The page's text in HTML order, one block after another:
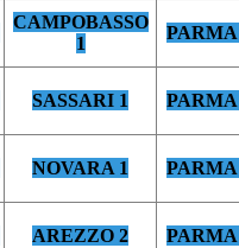
CAMPOBASSO
1
PARMA
SASSARI 1 PARMA
NOVARA 1 PARMA
AREZZO 2 PARMA